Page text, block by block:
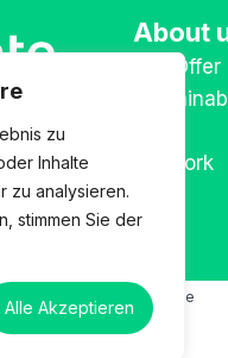
zu
Inhalte
zu analysieren.
stimmen Sie der
Alle Akzeptieren
About
Our Offer
Network
Privacy Policy Legal notice